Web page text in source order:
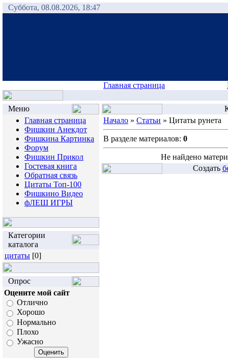
Суббота, 08.08.2026, 18:47
Главная страница
Меню
Главная страница
Фишкин Анекдот
Фишкина Картинка
Форум
Фишкин Прикол
Гостевая книга
Обратная связь
Цитаты Топ-100
Фишкино Видео
фЛЕШ ИГРЫ
Категории
каталога
цитаты [0]
Опрос
Оцените мой сайт
Отлично
Хорошо
Нормально
Плохо
Ужасно
Начало » Статьи » Цитаты рунета
В разделе материалов: 0
Не найдено
Создать